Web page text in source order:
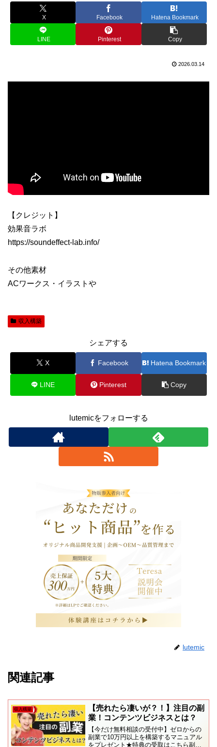
X Facebook Hatena Bookmark
LINE Pinterest Copy
2026.03.14
【クレジット】
効果音ラボ
https://soundeffect-lab.info/
その他素材
ACワークス・イラストや
収入構築
シェアする
X Facebook Hatena Bookmark
LINE Pinterest Copy
lutemicをフォローする
lutemic
関連記事
収入構築
【売れたら凄いが？！】注目の副
業！コンテンツビジネスとは？
【今だけ無料相談の受付中】ゼロからの
副業で10万円以上を構築するマニュアル
をプレゼント★特典の受取はこちら副業